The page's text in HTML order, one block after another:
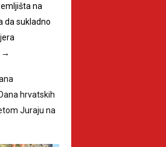
na
da sukladno
→
hrvatskih
Juraju na